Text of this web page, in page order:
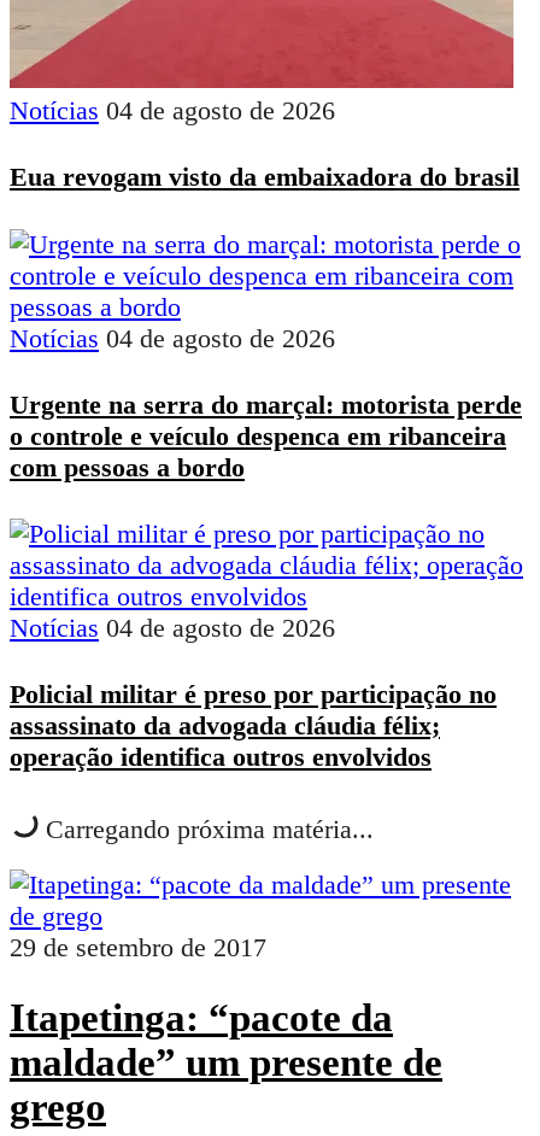
Notícias 04 de agosto de 2026
Eua revogam visto da embaixadora do brasil
Notícias 04 de agosto de 2026
Urgente na serra do marçal: motorista perde
o controle e veículo despenca em ribanceira
com pessoas a bordo
Notícias 04 de agosto de 2026
Policial militar é preso por participação no
assassinato da advogada cláudia félix;
operação identifica outros envolvidos
Carregando próxima matéria...
29 de setembro de 2017
Itapetinga: “pacote da
maldade” um presente de
grego